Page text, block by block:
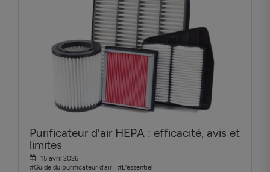
Purificateur d'air HEPA : efficacité, avis et
limites
15 avril 2026
#Guide du purificateur d'air
#L'essentiel